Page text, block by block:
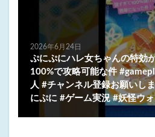
2026年6月24日
ぷにぷにハレ女ちゃんの特効
100%で攻略可能な件
人 #チャンネル登録お願いし
にぷに #ゲーム実況 #妖怪ウ